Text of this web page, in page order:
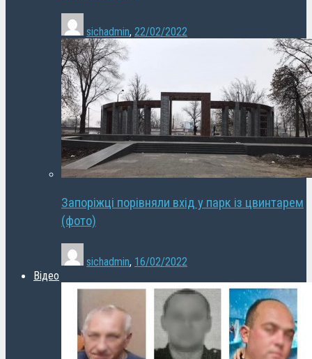
sichadmin, 22/02/2022
Запоріжці порівняли вхід у парк із цвинтарем
(фото)
sichadmin, 16/02/2022
Відео